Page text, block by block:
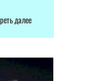
далее